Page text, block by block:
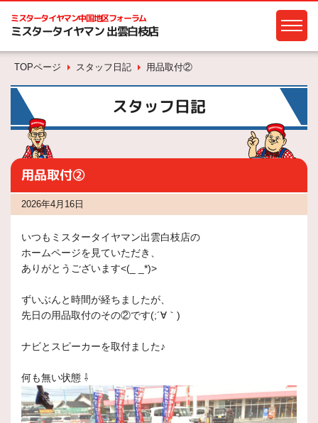
ミスタータイヤマン中国地区フォーラム
ミスタータイヤマン 出雲白枝店
TOPページ スタッフ日記 用品取付②
スタッフ日記
用品取付②
2026年4月16日
いつもミスタータイヤマン出雲白枝店の
ホームページを見ていただき、
ありがとうございます<(_ _*)>
ずいぶんと時間が経ちましたが、
先日の用品取付のその②です(;´∀｀)
ナビとスピーカーを取付ました♪
何も無い状態 ⇩